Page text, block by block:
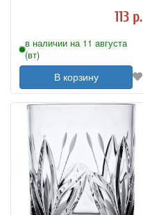
113 р.
в наличии на 11 августа
(вт)
В корзину